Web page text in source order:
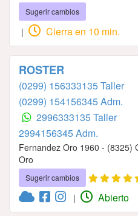
Sugerir cambios
| Cierra en 10 min.
ROSTER
(0299) 156333135 Taller
(0299) 154156345 Adm.
2996333135 Taller
2994156345 Adm.
Fernandez Oro 1960 - (8325)
Oro
Sugerir cambios
| Abierto